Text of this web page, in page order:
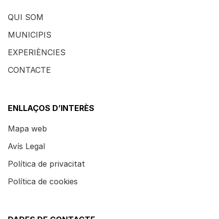
QUI SOM
MUNICIPIS
EXPERIÈNCIES
CONTACTE
ENLLAÇOS D’INTERÈS
Mapa web
Avís Legal
Política de privacitat
Política de cookies